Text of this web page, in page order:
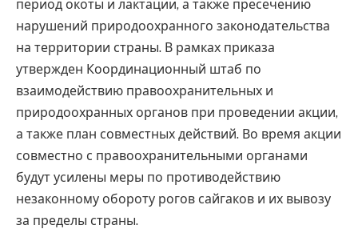
период окоты и лактации, а также пресечению
нарушений природоохранного законодательства
на территории страны. В рамках приказа
утвержден Координационный штаб по
взаимодействию правоохранительных и
природоохранных органов при проведении акции,
а также план совместных действий. Во время акции
совместно с правоохранительными органами
будут усилены меры по противодействию
незаконному обороту рогов сайгаков и их вывозу
за пределы страны.